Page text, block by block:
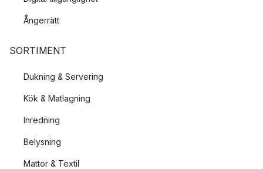
Ångerrätt
SORTIMENT
Dukning & Servering
Kök & Matlagning
Inredning
Belysning
Mattor & Textil